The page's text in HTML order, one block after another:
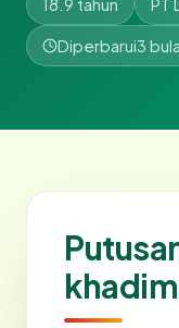
18.9 tahun PT
Diperbarui3